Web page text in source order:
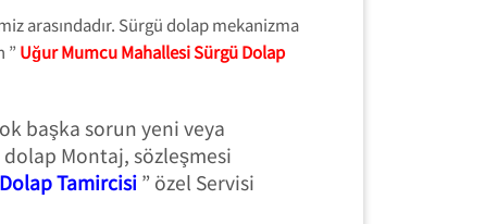
arasındadır. Sürgü dolap mekanizma
” Uğur Mumcu Mahallesi Sürgü Dolap
başka sorun yeni veya
Montaj, sözleşmesi
Tamircisi” özel Servisi